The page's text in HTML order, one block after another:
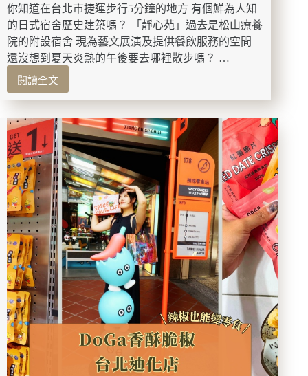
龍
麵、
自
家
製
午
仔
推
薦
必
點！
你知道在台北市捷運步行5分鐘的地方 有個鮮為人知
的日式宿舍歷史建築嗎？ 「靜心苑」過去是松山療養
院的附設宿舍 現為藝文展演及提供餐飲服務的空間
還沒想到夏天炎熱的午後要去哪裡散步嗎？ …
閱讀全文
【台
北
點
推
薦】
靜
心
苑
｜
原
松
山
療
院
一